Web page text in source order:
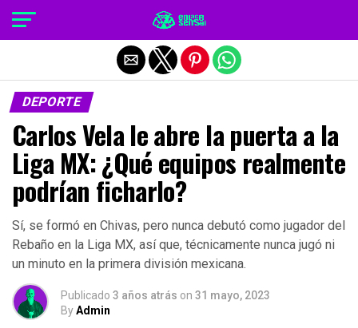
DEPORTE
Carlos Vela le abre la puerta a la
Liga MX: ¿Qué equipos realmente
podrían ficharlo?
Sí, se formó en Chivas, pero nunca debutó como jugador del
Rebaño en la Liga MX, así que, técnicamente nunca jugó ni
un minuto en la primera división mexicana.
Publicado 3 años atrás on 31 mayo, 2023
ByAdmin
Salir de la versión móvil